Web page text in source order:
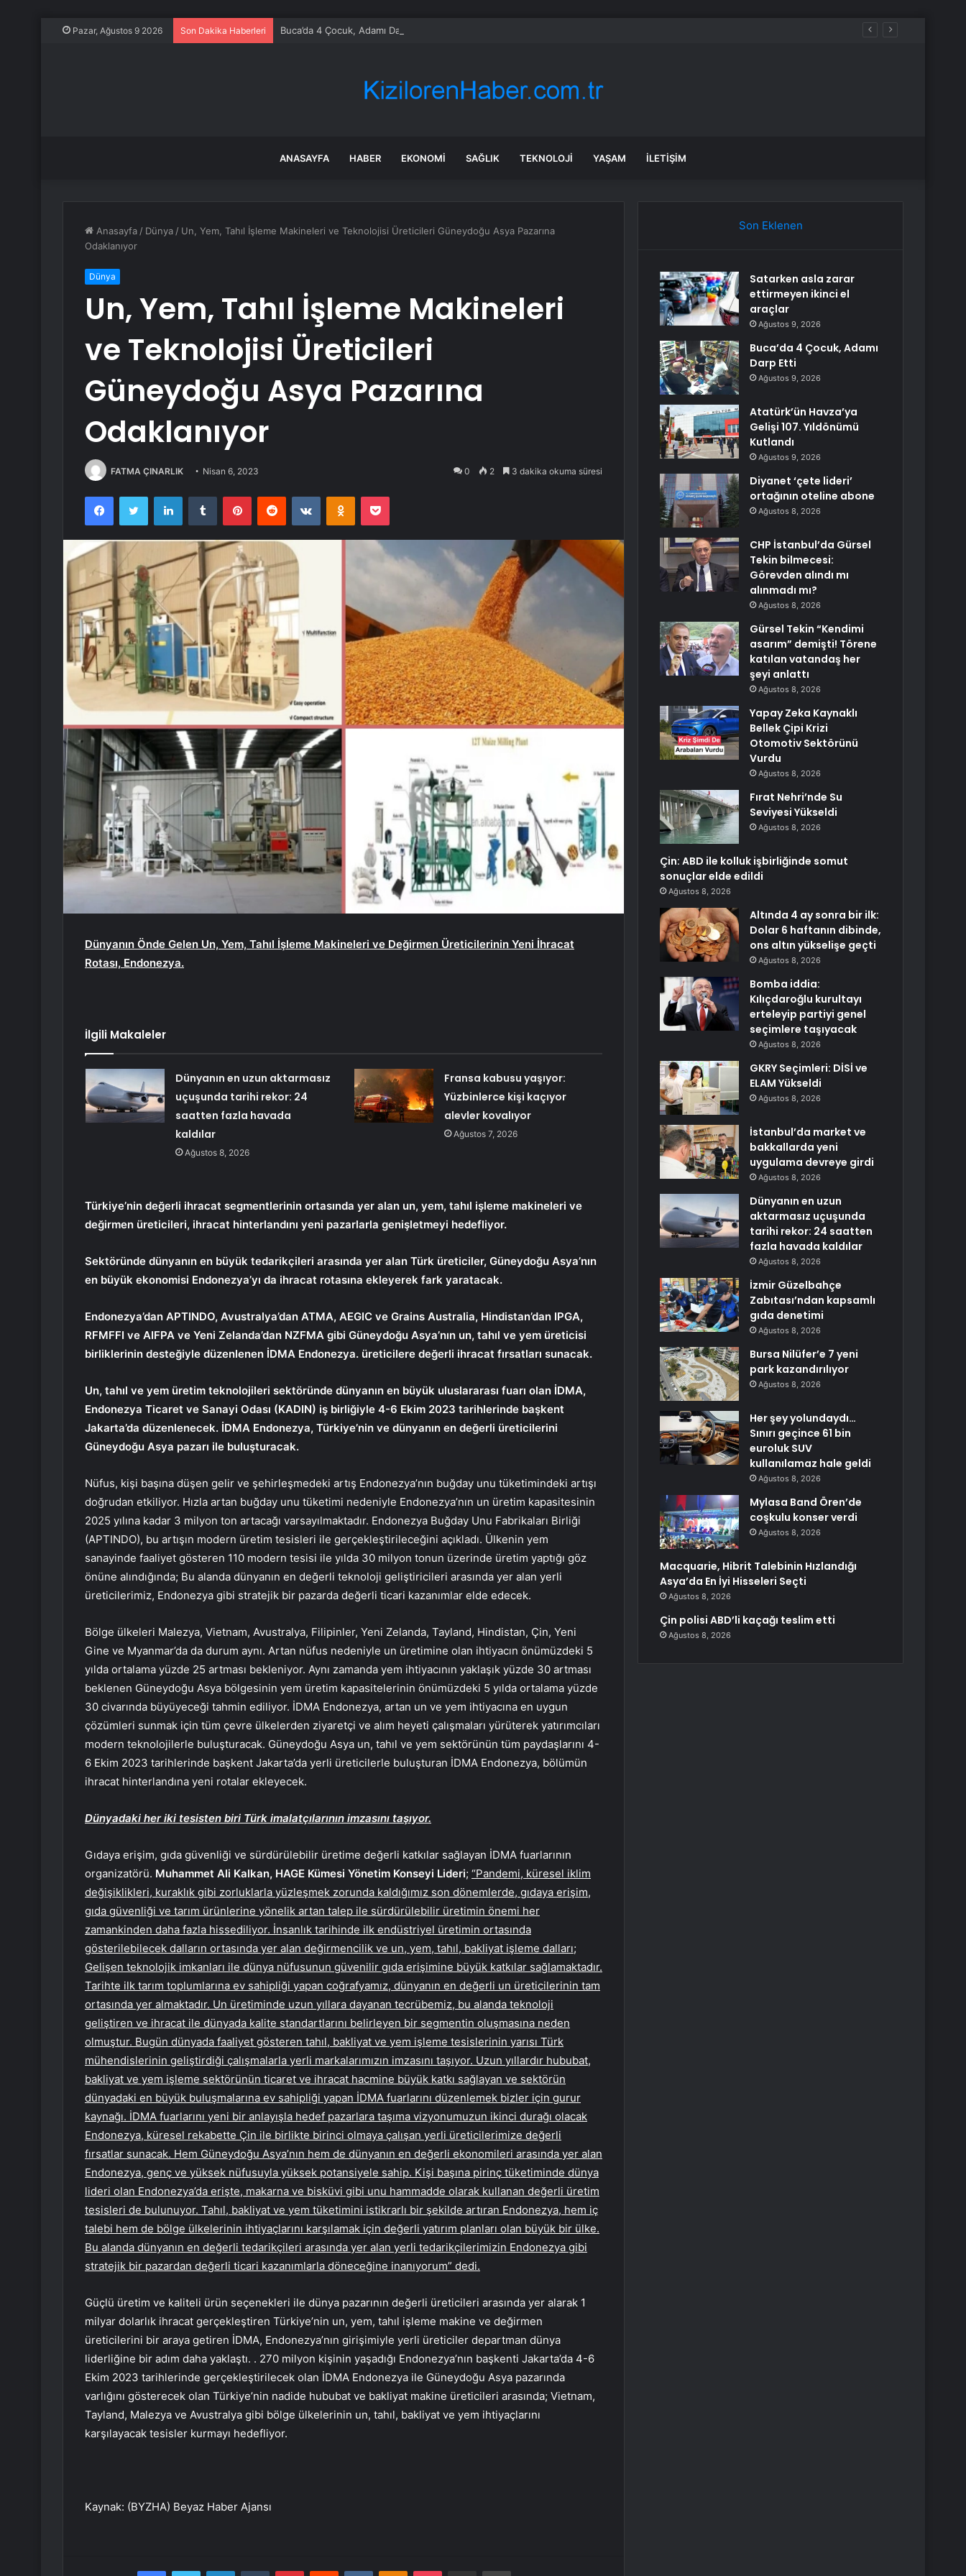
Pazar, Ağustos 9 2026 Son Dakika Haberleri Buca’da 4 Çocuk, Adamı Darp Etti
ANASAYFA HABER EKONOMI SAĞLIK TEKNOLOJI YAŞAM İLETIŞIM
Anasayfa / Dünya / Un, Yem, Tahıl İşleme Makineleri ve Teknolojisi Üreticileri Güneydoğu Asya Pazarına
Odaklanıyor
Dünya
Un, Yem, Tahıl İşleme Makineleri
ve Teknolojisi Üreticileri
Güneydoğu Asya Pazarına
Odaklanıyor
FATMA ÇINARLIK Nisan 6, 2023 0 2 3 dakika okuma süresi
FacebookTwitter LinkedInTumblr PinterestReddit VKontakteOdnoklassniki
Pocket
Dünyanın Önde Gelen Un, Yem, Tahıl İşleme Makineleri ve Değirmen Üreticilerinin Yeni İhracat
Rotası, Endonezya.
İlgili Makaleler
Dünyanın en uzun aktarmasız
uçuşunda tarihi rekor: 24
saatten fazla havada
kaldılar
Ağustos 8, 2026
Fransa kabusu yaşıyor:
Yüzbinlerce kişi kaçıyor
alevler kovalıyor
Ağustos 7, 2026
Türkiye’nin değerli ihracat segmentlerinin ortasında yer alan un, yem, tahıl işleme makineleri ve
değirmen üreticileri, ihracat hinterlandını yeni pazarlarla genişletmeyi hedefliyor.
Sektöründe dünyanın en büyük tedarikçileri arasında yer alan Türk üreticiler, Güneydoğu Asya’nın
en büyük ekonomisi Endonezya’yı da ihracat rotasına ekleyerek fark yaratacak.
Endonezya’dan APTINDO, Avustralya’dan ATMA, AEGIC ve Grains Australia, Hindistan’dan IPGA,
RFMFFI ve AIFPA ve Yeni Zelanda’dan NZFMA gibi Güneydoğu Asya’nın un, tahıl ve yem üreticisi
birliklerinin desteğiyle düzenlenen İDMA Endonezya. üreticilere değerli ihracat fırsatları sunacak.
Un, tahıl ve yem üretim teknolojileri sektöründe dünyanın en büyük uluslararası fuarı olan İDMA,
Endonezya Ticaret ve Sanayi Odası (KADIN) iş birliğiyle 4-6 Ekim 2023 tarihlerinde başkent
Jakarta’da düzenlenecek. İDMA Endonezya, Türkiye’nin ve dünyanın en değerli üreticilerini
Güneydoğu Asya pazarı ile buluşturacak.
Nüfus, kişi başına düşen gelir ve şehirleşmedeki artış Endonezya’nın buğday unu tüketimindeki artışı
doğrudan etkiliyor. Hızla artan buğday unu tüketimi nedeniyle Endonezya’nın un üretim kapasitesinin
2025 yılına kadar 3 milyon ton artacağı varsayılmaktadır. Endonezya Buğday Unu Fabrikaları Birliği
(APTINDO), bu artışın modern üretim tesisleri ile gerçekleştirileceğini açıkladı. Ülkenin yem
sanayinde faaliyet gösteren 110 modern tesisi ile yılda 30 milyon tonun üzerinde üretim yaptığı göz
önüne alındığında; Bu alanda dünyanın en değerli teknoloji geliştiricileri arasında yer alan yerli
üreticilerimiz, Endonezya gibi stratejik bir pazarda değerli ticari kazanımlar elde edecek.
Bölge ülkeleri Malezya, Vietnam, Avustralya, Filipinler, Yeni Zelanda, Tayland, Hindistan, Çin, Yeni
Gine ve Myanmar’da da durum aynı. Artan nüfus nedeniyle un üretimine olan ihtiyacın önümüzdeki 5
yılda ortalama yüzde 25 artması bekleniyor. Aynı zamanda yem ihtiyacının yaklaşık yüzde 30 artması
beklenen Güneydoğu Asya bölgesinin yem üretim kapasitelerinin önümüzdeki 5 yılda ortalama yüzde
30 civarında büyüyeceği tahmin ediliyor. İDMA Endonezya, artan un ve yem ihtiyacına en uygun
çözümleri sunmak için tüm çevre ülkelerden ziyaretçi ve alım heyeti çalışmaları yürüterek yatırımcıları
modern teknolojilerle buluşturacak. Güneydoğu Asya un, tahıl ve yem sektörünün tüm paydaşlarını 4-
6 Ekim 2023 tarihlerinde başkent Jakarta’da yerli üreticilerle buluşturan İDMA Endonezya, bölümün
ihracat hinterlandına yeni rotalar ekleyecek.
Dünyadaki her iki tesisten biri Türk imalatçılarının imzasını taşıyor.
Gıdaya erişim, gıda güvenliği ve sürdürülebilir üretime değerli katkılar sağlayan İDMA fuarlarının
organizatörü. Muhammet Ali Kalkan, HAGE Kümesi Yönetim Konseyi Lideri; “Pandemi, küresel iklim
değişiklikleri, kuraklık gibi zorluklarla yüzleşmek zorunda kaldığımız son dönemlerde, gıdaya erişim,
gıda güvenliği ve tarım ürünlerine yönelik artan talep ile sürdürülebilir üretimin önemi her
zamankinden daha fazla hissediliyor. İnsanlık tarihinde ilk endüstriyel üretimin ortasında
gösterilebilecek dalların ortasında yer alan değirmencilik ve un, yem, tahıl, bakliyat işleme dalları;
Gelişen teknolojik imkanları ile dünya nüfusunun güvenilir gıda erişimine büyük katkılar sağlamaktadır.
Tarihte ilk tarım toplumlarına ev sahipliği yapan coğrafyamız, dünyanın en değerli un üreticilerinin tam
ortasında yer almaktadır. Un üretiminde uzun yıllara dayanan tecrübemiz, bu alanda teknoloji
geliştiren ve ihracat ile dünyada kalite standartlarını belirleyen bir segmentin oluşmasına neden
olmuştur. Bugün dünyada faaliyet gösteren tahıl, bakliyat ve yem işleme tesislerinin yarısı Türk
mühendislerinin geliştirdiği çalışmalarla yerli markalarımızın imzasını taşıyor. Uzun yıllardır hububat,
bakliyat ve yem işleme sektörünün ticaret ve ihracat hacmine büyük katkı sağlayan ve sektörün
dünyadaki en büyük buluşmalarına ev sahipliği yapan İDMA fuarlarını düzenlemek bizler için gurur
kaynağı. İDMA fuarlarını yeni bir anlayışla hedef pazarlara taşıma vizyonumuzun ikinci durağı olacak
Endonezya, küresel rekabette Çin ile birlikte birinci olmaya çalışan yerli üreticilerimize değerli
fırsatlar sunacak. Hem Güneydoğu Asya’nın hem de dünyanın en değerli ekonomileri arasında yer alan
Endonezya, genç ve yüksek nüfusuyla yüksek potansiyele sahip. Kişi başına pirinç tüketiminde dünya
lideri olan Endonezya’da erişte, makarna ve bisküvi gibi unu hammadde olarak kullanan değerli üretim
tesisleri de bulunuyor. Tahıl, bakliyat ve yem tüketimini istikrarlı bir şekilde artıran Endonezya, hem iç
talebi hem de bölge ülkelerinin ihtiyaçlarını karşılamak için değerli yatırım planları olan büyük bir ülke.
Bu alanda dünyanın en değerli tedarikçileri arasında yer alan yerli tedarikçilerimizin Endonezya gibi
stratejik bir pazardan değerli ticari kazanımlarla döneceğine inanıyorum” dedi.
Güçlü üretim ve kaliteli ürün seçenekleri ile dünya pazarının değerli üreticileri arasında yer alarak 1
milyar dolarlık ihracat gerçekleştiren Türkiye’nin un, yem, tahıl işleme makine ve değirmen
üreticilerini bir araya getiren İDMA, Endonezya’nın girişimiyle yerli üreticiler departman dünya
liderliğine bir adım daha yaklaştı. . 270 milyon kişinin yaşadığı Endonezya’nın başkenti Jakarta’da 4-6
Ekim 2023 tarihlerinde gerçekleştirilecek olan İDMA Endonezya ile Güneydoğu Asya pazarında
varlığını gösterecek olan Türkiye’nin nadide hububat ve bakliyat makine üreticileri arasında; Vietnam,
Tayland, Malezya ve Avustralya gibi bölge ülkelerinin un, tahıl, bakliyat ve yem ihtiyaçlarını
karşılayacak tesisler kurmayı hedefliyor.
Kaynak: (BYZHA) Beyaz Haber Ajansı
FacebookTwitter LinkedInTumblr PinterestReddit VKontakteOdnoklassniki
Pocket E-Posta ile paylaş Yazdır
Son Eklenen
Satarken asla zarar
ettirmeyen ikinci el
araçlar
Ağustos 9, 2026
Buca’da 4 Çocuk, Adamı
Darp Etti
Ağustos 9, 2026
Atatürk’ün Havza’ya
Gelişi 107. Yıldönümü
Kutlandı
Ağustos 9, 2026
Diyanet ‘çete lideri’
ortağının oteline abone
Ağustos 8, 2026
CHP İstanbul’da Gürsel
Tekin bilmecesi:
Görevden alındı mı
alınmadı mı?
Ağustos 8, 2026
Gürsel Tekin “Kendimi
asarım” demişti! Törene
katılan vatandaş her
şeyi anlattı
Ağustos 8, 2026
Yapay Zeka Kaynaklı
Bellek Çipi Krizi
Otomotiv Sektörünü
Vurdu
Ağustos 8, 2026
Fırat Nehri’nde Su
Seviyesi Yükseldi
Ağustos 8, 2026
Çin: ABD ile kolluk işbirliğinde somut
sonuçlar elde edildi
Ağustos 8, 2026
Altında 4 ay sonra bir ilk:
Dolar 6 haftanın dibinde,
ons altın yükselişe geçti
Ağustos 8, 2026
Bomba iddia:
Kılıçdaroğlu kurultayı
erteleyip partiyi genel
seçimlere taşıyacak
Ağustos 8, 2026
GKRY Seçimleri: DİSİ ve
ELAM Yükseldi
Ağustos 8, 2026
İstanbul’da market ve
bakkallarda yeni
uygulama devreye girdi
Ağustos 8, 2026
Dünyanın en uzun
aktarmasız uçuşunda
tarihi rekor: 24 saatten
fazla havada kaldılar
Ağustos 8, 2026
İzmir Güzelbahçe
Zabıtası’ndan kapsamlı
gıda denetimi
Ağustos 8, 2026
Bursa Nilüfer’e 7 yeni
park kazandırılıyor
Ağustos 8, 2026
Her şey yolundaydı…
Sınırı geçince 61 bin
euroluk SUV
kullanılamaz hale geldi
Ağustos 8, 2026
Mylasa Band Ören’de
coşkulu konser verdi
Ağustos 8, 2026
Macquarie, Hibrit Talebinin Hızlandığı
Asya’da En İyi Hisseleri Seçti
Ağustos 8, 2026
Çin polisi ABD’li kaçağı teslim etti
Ağustos 8, 2026